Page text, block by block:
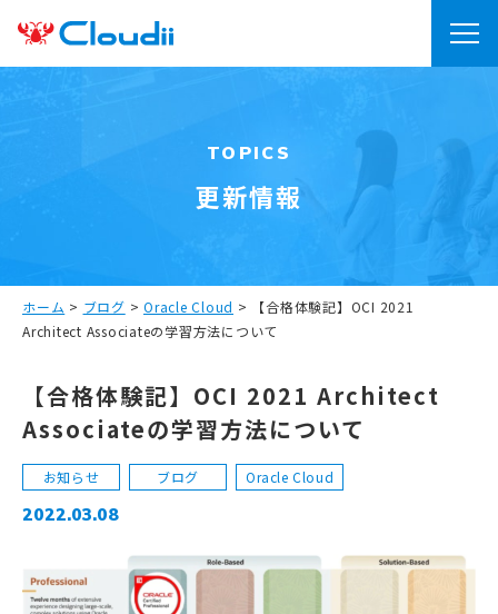
TOPICS
更新情報
ホーム > ブログ > Oracle Cloud >
【合格体験記】OCI 2021
Architect Associateの学習方法について
【合格体験記】OCI 2021 Architect
Associateの学習方法について
お知らせ ブログ Oracle Cloud
2022.03.08